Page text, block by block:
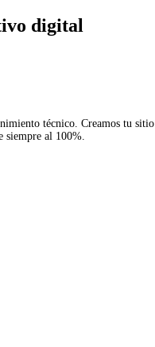
digital
técnico. Creamos tu sitio
siempre al 100%.